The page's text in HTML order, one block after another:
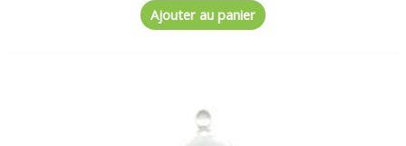
Ajouter au panier